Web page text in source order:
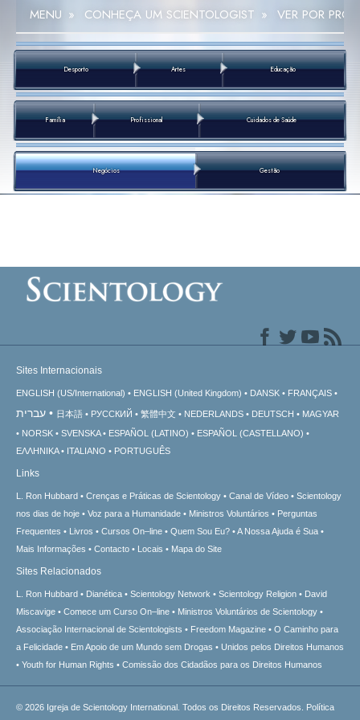
MENU » CONHEÇA UM SCIENTOLOGIST » VER POR
Desporto Artes Educação
Família Profissional Cuidados de Saúde
Negócios Gestão
Sites Internacionais
ENGLISH (US/International) ENGLISH (United Kingdom) DANSK FRANÇAIS
עברית 日本語 РУССКИЙ 繁體中文 NEDERLANDS DEUTSCH
MAGYAR
NORSK
SVENSKA ESPAÑOL (LATINO)
ESPAÑOL (CASTELLANO)
ΕΛΛΗΝΙΚA
ITALIANO PORTUGUÊS
Links
L. Ron Hubbard Crenças e Práticas de Scientology Canal de Vídeo
Scientology
nos dias de hoje
Voz para a Humanidade Ministros Voluntários
Perguntas
Frequentes
Livros Cursos On–line Quem Sou Eu?
A Nossa Ajuda é Sua
Mais Informações
Contacto Locais Mapa do Site
Sites Relacionados
L. Ron Hubbard Dianética Scientology Network Scientology Religion
David
Miscavige
Comece um Curso On–line
Ministros Voluntários de Scientology
Associação Internacional de Scientologists
Freedom Magazine
O Caminho para
a Felicidade
Em Apoio de um Mundo sem Drogas
Unidos pelos Direitos Humanos
Youth for Human Rights
Comissão dos Cidadãos para os Direitos Humanos
© 2026 Igreja de Scientology International. Todos os Direitos Reservados. Política